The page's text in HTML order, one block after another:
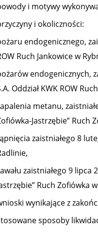
i motywy
i okoliczności:
endogenicznego,
Ruch Jankowice w
endogenicznych,
Oddział KWK ROW
metanu,
Jastrzębie” Ruch
zaistniałego 8
zaistniałego 9 lipca
Ruch Zofiówka
wynikające z
sposoby